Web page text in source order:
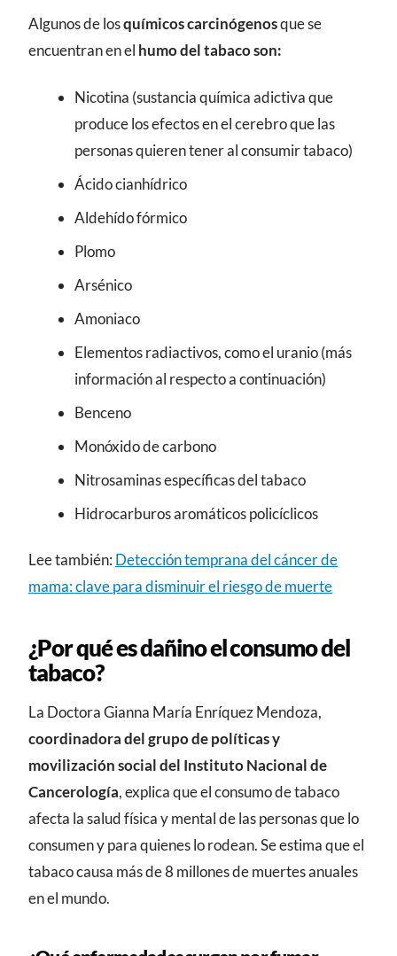
Algunos de losquímicos carcinógenosque se
encuentran en el humo del tabaco son:
Nicotina (sustancia química adictiva que
produce los efectos en el cerebro que las
personas quieren tener al consumir tabaco)
Ácido cianhídrico
Aldehído fórmico
Plomo
Arsénico
Amoniaco
Elementos radiactivos, como el uranio (más
información al respecto a continuación)
Benceno
Monóxido de carbono
Nitrosaminas específicas del tabaco
Hidrocarburos aromáticos policíclicos
Lee también: Detección temprana del cáncer de
mama: clave para disminuir el riesgo de muerte
¿Por qué es dañino el consumo del
tabaco?
La Doctora Gianna María Enríquez Mendoza,
coordinadora del grupo de políticas y
movilización social del Instituto Nacional de
Cancerología, explica que el consumo de tabaco
afecta la salud física y mental de las personas que lo
consumen y para quienes lo rodean. Se estima que el
tabaco causa más de 8 millones de muertes anuales
en el mundo.